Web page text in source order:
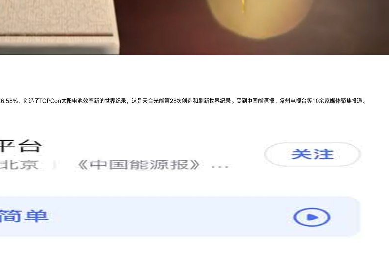
，创造了TOPCon太阳电池效率新的世界纪录，这是天合光能第28次创造和刷新世界纪录。受到中国能源报、常州电视台等10余家媒体聚焦报道。